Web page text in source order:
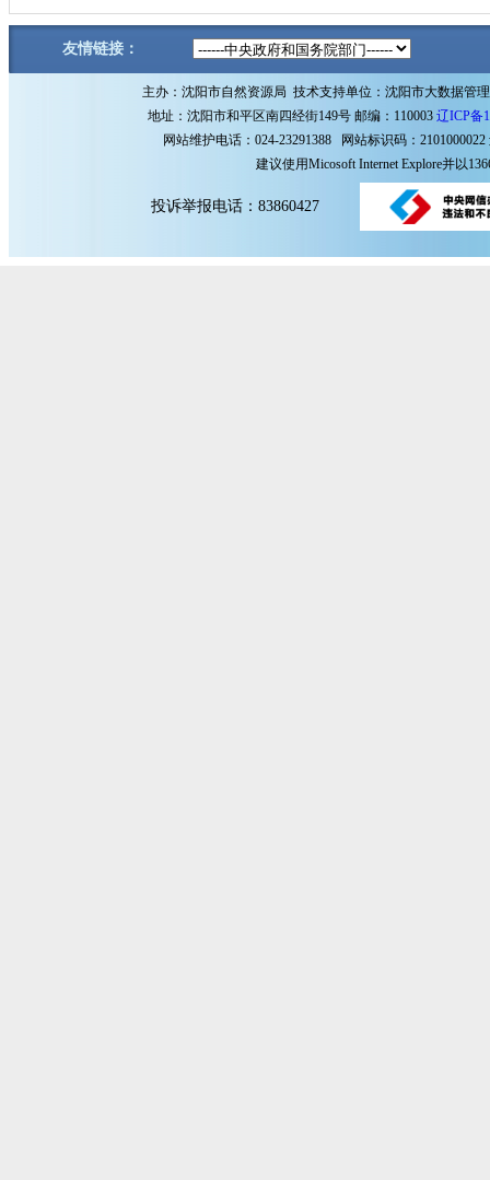
友情链接：
主办：沈阳市自然资源局 技术支持单位：沈阳市大数据管
地址：沈阳市和平区南四经街149号 邮编：110003 辽ICP备
网站维护电话：024-23291388 网站标识码：2101000022
建议使用Micosoft Internet Explore并以
投诉举报电话：83860427